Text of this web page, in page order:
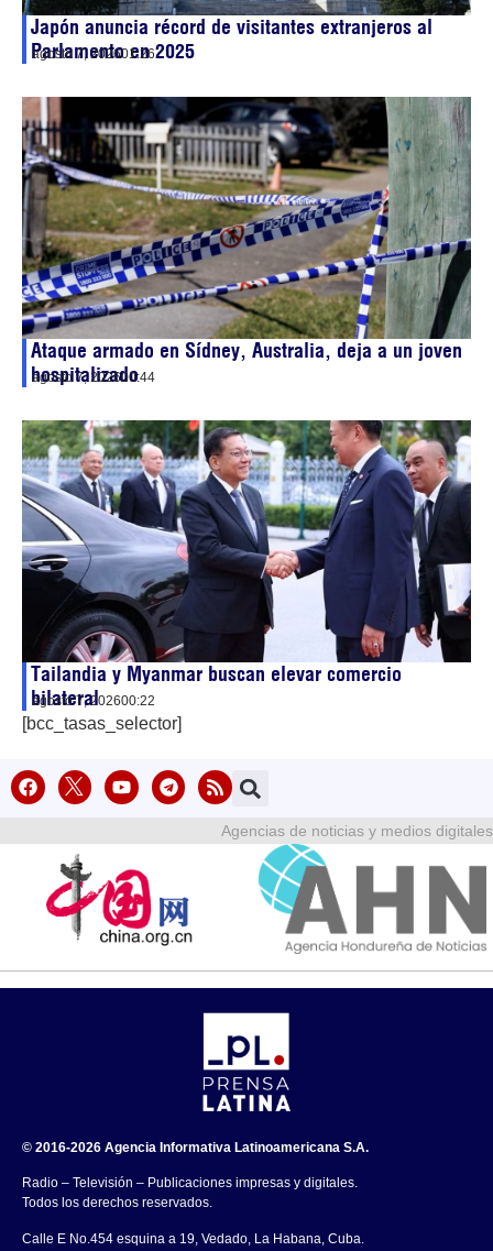
Japón anuncia récord de visitantes extranjeros al
Parlamento en 2025
agosto 7, 202601:26
Ataque armado en Sídney, Australia, deja a un joven
hospitalizado
agosto 7, 202600:44
Tailandia y Myanmar buscan elevar comercio
bilateral
agosto 7, 202600:22
[bcc_tasas_selector]
Agencias de noticias y medios digitales
© 2016-2026 Agencia Informativa Latinoamericana S.A.
Radio – Televisión – Publicaciones impresas y digitales.
Todos los derechos reservados.
Calle E No.454 esquina a 19, Vedado, La Habana, Cuba.